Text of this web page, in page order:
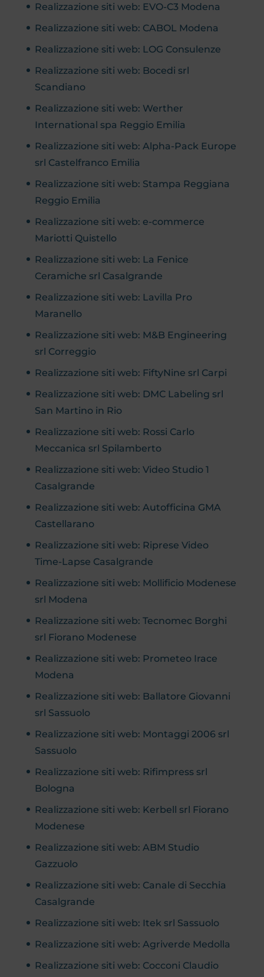
Realizzazione siti web: EVO-C3 Modena
Realizzazione siti web: CABOL Modena
Realizzazione siti web: LOG Consulenze
Realizzazione siti web: Bocedi srl
Scandiano
Realizzazione siti web: Werther
International spa Reggio Emilia
Realizzazione siti web: Alpha-Pack Europe
srl Castelfranco Emilia
Realizzazione siti web: Stampa Reggiana
Reggio Emilia
Realizzazione siti web: e-commerce
Mariotti Quistello
Realizzazione siti web: La Fenice
Ceramiche srl Casalgrande
Realizzazione siti web: Lavilla Pro
Maranello
Realizzazione siti web: M&B Engineering
srl Correggio
Realizzazione siti web: FiftyNine srl Carpi
Realizzazione siti web: DMC Labeling srl
San Martino in Rio
Realizzazione siti web: Rossi Carlo
Meccanica srl Spilamberto
Realizzazione siti web: Video Studio 1
Casalgrande
Realizzazione siti web: Autofficina GMA
Castellarano
Realizzazione siti web: Riprese Video
Time-Lapse Casalgrande
Realizzazione siti web: Mollificio Modenese
srl Modena
Realizzazione siti web: Tecnomec Borghi
srl Fiorano Modenese
Realizzazione siti web: Prometeo Irace
Modena
Realizzazione siti web: Ballatore Giovanni
srl Sassuolo
Realizzazione siti web: Montaggi 2006 srl
Sassuolo
Realizzazione siti web: Rifimpress srl
Bologna
Realizzazione siti web: Kerbell srl Fiorano
Modenese
Realizzazione siti web: ABM Studio
Gazzuolo
Realizzazione siti web: Canale di Secchia
Casalgrande
Realizzazione siti web: Itek srl Sassuolo
Realizzazione siti web: Agriverde Medolla
Realizzazione siti web: Cocconi Claudio